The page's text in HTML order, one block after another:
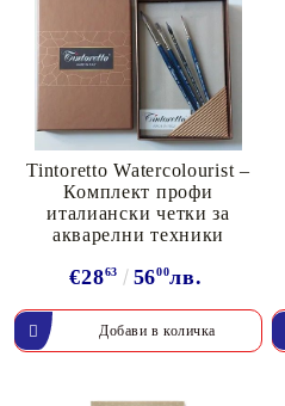
Tintoretto Watercolourist –
Комплект профи
италиански четки за
акварелни техники
€2863 5600лв.